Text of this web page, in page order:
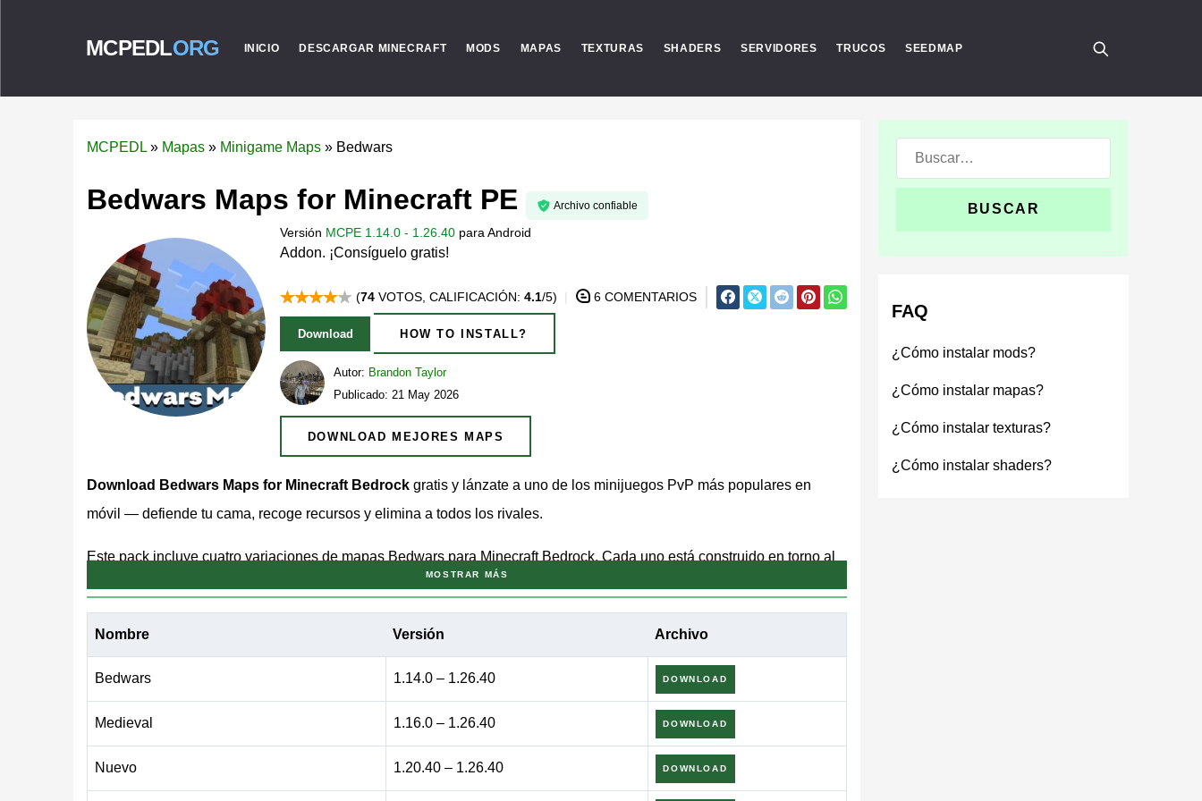
MCPEDLORG INICIO DESCARGAR MINECRAFT MODS MAPAS TEXTURAS SHADERS SERVIDORES TRUCOS SEEDMAP
MCPEDL » Mapas » Minigame Maps » Bedwars
Bedwars Maps for Minecraft PE Archivo confiable
Versión MCPE 1.14.0 - 1.26.40 para Android
Addon. ¡Consíguelo gratis!
(74 VOTOS, CALIFICACIÓN: 4.1/5) 6 COMENTARIOS
Download HOW TO INSTALL?
Autor: Brandon Taylor
Publicado: 21 May 2026
DOWNLOAD MEJORES MAPS
Download Bedwars Maps for Minecraft Bedrock gratis y lánzate a uno de los minijuegos PvP más populares en
móvil — defiende tu cama, recoge recursos y elimina a todos los rivales.
Este pack incluye cuatro variaciones de mapas Bedwars para Minecraft Bedrock. Cada uno está construido en torno al
principiantes pero lo suficientemente competitivas para enganchar a los jugadores experimentados.
Todos los mapas son gratuitos y funcionan en Android. El multijugador es necesario para vivir la experiencia completa.
Cómo Funciona Bedwars
Los jugadores aparecen en islas individuales y recogen recursos de generadores minerales. Estos producen lingotes
MOSTRAR MÁS
Nombre Versión Archivo
Bedwars 1.14.0 – 1.26.40 DOWNLOAD
Medieval 1.16.0 – 1.26.40 DOWNLOAD
Nuevo 1.20.40 – 1.26.40 DOWNLOAD
Buscar:
FAQ
¿Cómo instalar mods?
¿Cómo instalar mapas?
¿Cómo instalar texturas?
¿Cómo instalar shaders?